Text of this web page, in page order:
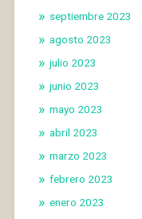
septiembre 2023
agosto 2023
julio 2023
junio 2023
mayo 2023
abril 2023
marzo 2023
febrero 2023
enero 2023